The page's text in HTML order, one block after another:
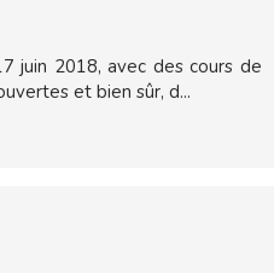
juin 2018, avec des cours de
et bien sûr, d...